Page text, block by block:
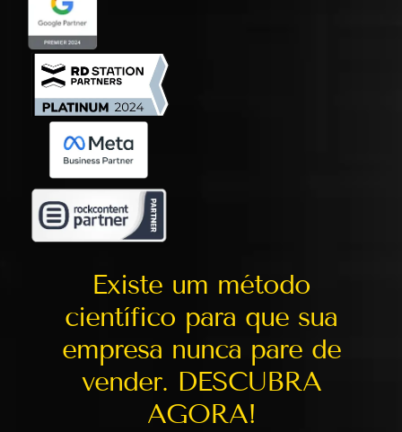
Existe um método
científico para que sua
empresa nunca pare de
vender. DESCUBRA
AGORA!